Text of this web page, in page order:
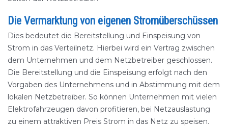
Die Vermarktung von eigenen Stromüberschüssen
Dies bedeutet die Bereitstellung und Einspeisung von
Strom in das Verteilnetz. Hierbei wird ein Vertrag zwischen
dem Unternehmen und dem Netzbetreiber geschlossen.
Die Bereitstellung und die Einspeisung erfolgt nach den
Vorgaben des Unternehmens und in Abstimmung mit dem
lokalen Netzbetreiber. So können Unternehmen mit vielen
Elektrofahrzeugen davon profitieren, bei Netzauslastung
zu einem attraktiven Preis Strom in das Netz zu speisen.